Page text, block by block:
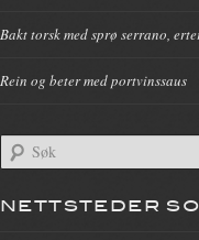
Bakt torsk med sprø serrano,
Rein og beter med portvinssaus
NETTSTEDER